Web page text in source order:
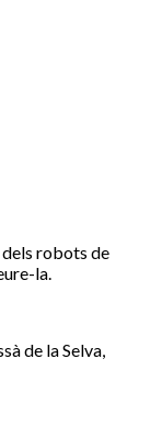
robots de
la.
de la Selva,